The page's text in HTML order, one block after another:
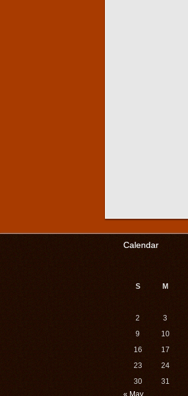
Calendar
S M
2
3
9
10
16
17
23
24
30
31
« May